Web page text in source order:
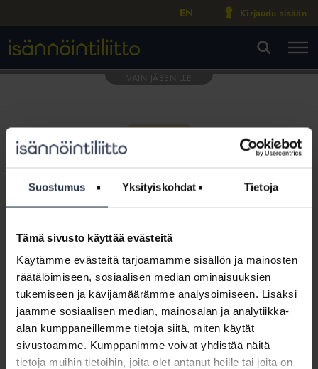
Suostumus Yksityiskohdat Tietoja
Tämä sivusto käyttää evästeitä
Käytämme evästeitä tarjoamamme sisällön ja mainosten
räätälöimiseen, sosiaalisen median ominaisuuksien
tukemiseen ja kävijämäärämme analysoimiseen. Lisäksi
jaamme sosiaalisen median, mainosalan ja analytiikka-
alan kumppaneillemme tietoja siitä, miten käytät
sivustoamme. Kumppanimme voivat yhdistää näitä
tietoja muihin tietoihin, joita olet antanut heille tai joita on
EN Kirjaudu sisään
Tämä osio on rajattu
Isännöintiliiton jäsenyritysten
henkilökunnalle
Kirjaudu sisään